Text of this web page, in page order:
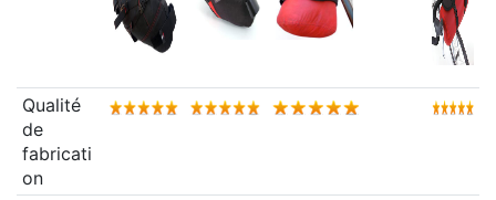
Qualité
de
fabricati
on